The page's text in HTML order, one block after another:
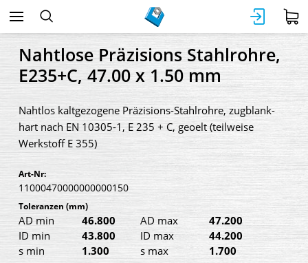
Nahtlose Präzisions Stahlrohre,
E235+C, 47.00 x 1.50 mm
Nahtlos kaltgezogene Präzisions-Stahlrohre, zugblank-
hart nach EN 10305-1, E 235 + C, geoelt (teilweise
Werkstoff E 355)
Art-Nr:
11000470000000000150
Toleranzen (mm)
AD min 46.800 AD max
47.200
ID min
43.800 ID max
44.200
s min
1.300 s max 1.700